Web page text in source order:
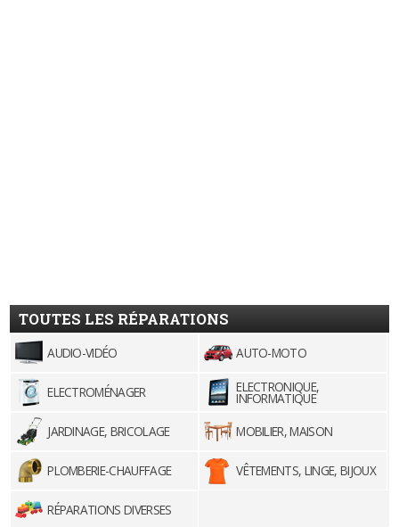
TOUTES LES RÉPARATIONS
AUDIO-VIDÉO AUTO-MOTO
ELECTROMÉNAGER ELECTRONIQUE,
INFORMATIQUE
JARDINAGE, BRICOLAGE
MOBILIER, MAISON
PLOMBERIE-CHAUFFAGE VÊTEMENTS, LINGE, BIJOUX
RÉPARATIONS DIVERSES